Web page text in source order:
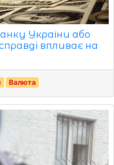
України або
впливає на
Валюта